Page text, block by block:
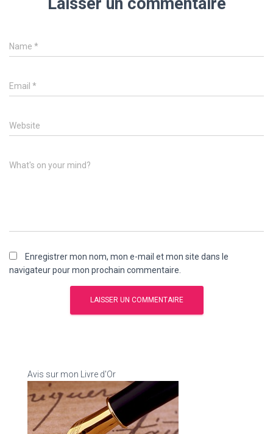
Name *
Email *
Website
What's on your mind?
Enregistrer mon nom, mon e-mail et mon site dans le
navigateur pour mon prochain commentaire.
Avis sur mon Livre d'Or